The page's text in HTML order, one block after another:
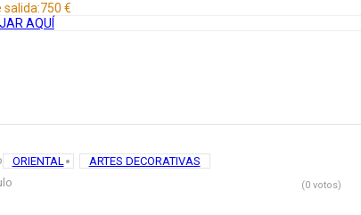
salida:750 €
AQUÍ
ORIENTAL
ARTES DECORATIVAS
(0 votos)